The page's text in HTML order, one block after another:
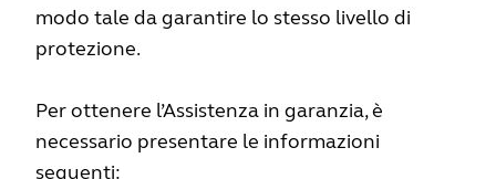
modo tale da garantire lo stesso livello di
protezione.
Per ottenere l’Assistenza in garanzia, è
necessario presentare le informazioni
seguenti: